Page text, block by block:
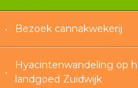
Bezoek cannakwekerij
Hyacintenwandeling op
landgoed Zuidwijk